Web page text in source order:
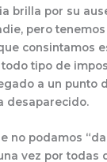
brilla por su
pero
consintamos
tipo de
a un punto
desaparecido.
no podamos
vez por todas